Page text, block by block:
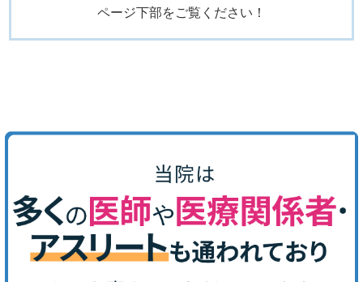
ページ下部をご覧ください！